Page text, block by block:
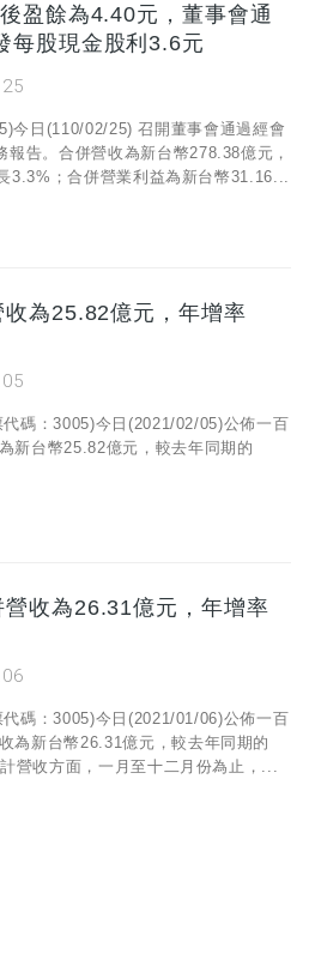
盈餘為4.40元，董事會通
每股現金股利3.6元
今日(110/02/25) 召開董事會通過經會
告。合併營收為新台幣278.38億元，
3.3%；合併營業利益為新台幣31.16...
為25.82億元，年增率
碼：3005)今日(2021/02/05)公佈一百
新台幣25.82億元，較去年同期的
收為26.31億元，年增率
碼：3005)今日(2021/01/06)公佈一百
為新台幣26.31億元，較去年同期的
營收方面，一月至十二月份為止，...